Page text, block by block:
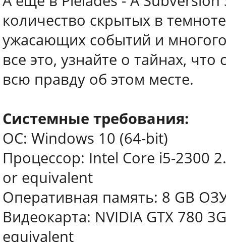
количество скрытых в
ужасающих событий и
все это, узнайте о тайнах,
всю правду об этом месте.
Системные требования:
ОС: Windows 10 (64-bit)
Процессор: Intel Core i5-2300
or equivalent
Оперативная память: 8 GB
Видеокарта: NVIDIA GTX 780
equivalent